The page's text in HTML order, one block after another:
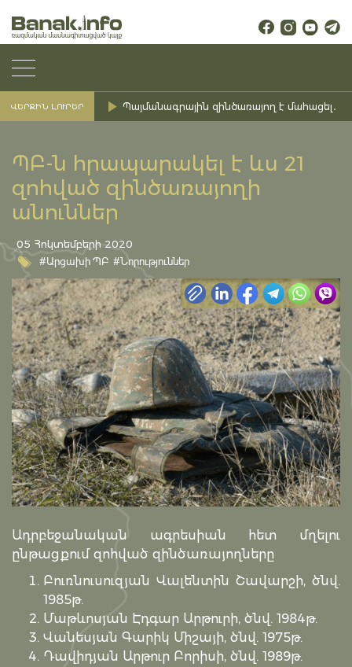
ՎԵՐՋԻՆ ԼՈՒՐԵՐ Պայմանագրային զինծառայող է մահացել․
ՊԲ-ն հրապարակել է ևս 21
զոհված զինծառայողի
անուններ
05 Հոկտեմբերի 2020
#Արցախի ՊԲ #Նորություններ
Ադրբեջանական ագրեսիան հետ մղելու
ընթացքում զոհված զինծառայողները
Բուռնուսուզյան Վալենտին Շավարշի, ծնվ.
1985թ.
Մաթևոսյան Էդգար Արթուրի, ծնվ. 1984թ.
Վանեսյան Գարիկ Միշայի, ծնվ. 1975թ.
Դավիդյան Արթուր Բորիսի, ծնվ. 1989թ.